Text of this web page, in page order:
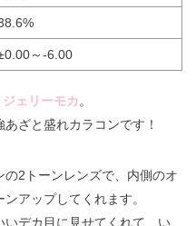
～-6.00
ェリーモカ 。
ざと盛れカラコンです！
2トーンレンズで、内側のオ
アップしてくれます。
いデカ目に見せてくれて、い